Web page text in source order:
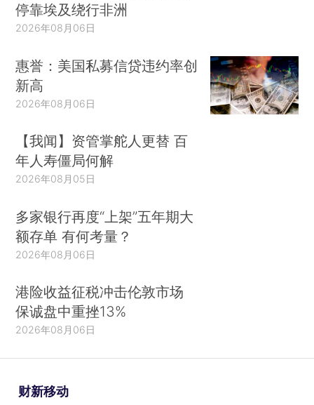
停靠埃及绕行非洲
2026年08月06日
惠誉：美国私募信贷违约率创
新高
2026年08月06日
【我闻】资管掌舵人更替 百
年人寿僵局何解
2026年08月05日
多家银行再度“上架”五年期大
额存单 有何考量？
2026年08月06日
港险收益征税冲击伦敦市场
保诚盘中重挫13%
2026年08月06日
财新移动